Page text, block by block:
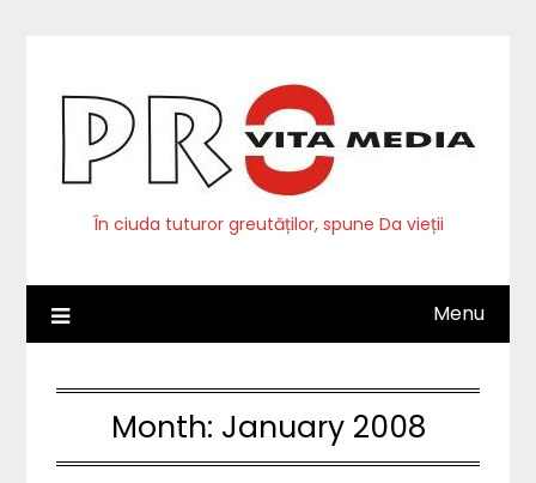
În ciuda tuturor greutăților, spune Da vieții
Menu
Month: January 2008